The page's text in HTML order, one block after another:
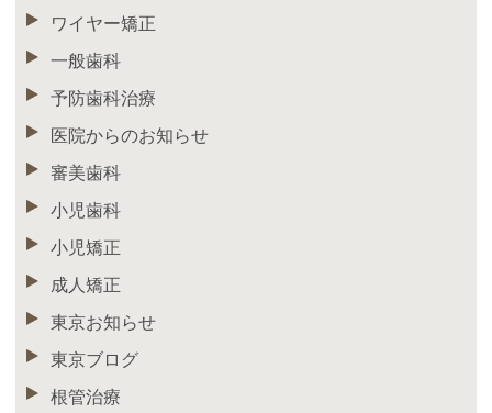
ワイヤー矯正
一般歯科
予防歯科治療
医院からのお知らせ
審美歯科
小児歯科
小児矯正
成人矯正
東京お知らせ
東京ブログ
根管治療